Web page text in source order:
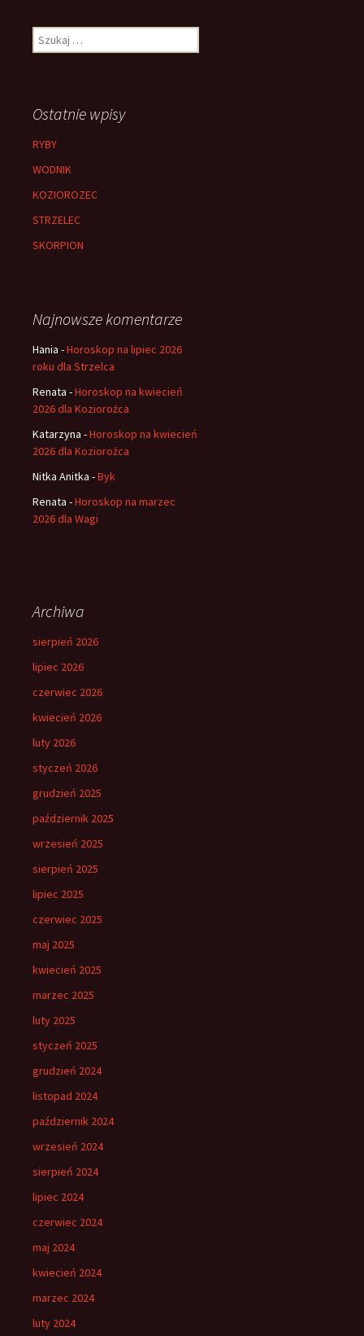
Szukaj:
Ostatnie wpisy
RYBY
WODNIK
KOZIOROZEC
STRZELEC
SKORPION
Najnowsze komentarze
Hania -Horoskop na lipiec 2026
roku dla Strzelca
Renata -Horoskop na kwiecień
2026 dla Koziorożca
Katarzyna -Horoskop na kwiecień
2026 dla Koziorożca
Nitka Anitka -Byk
Renata -Horoskop na marzec
2026 dla Wagi
Archiwa
sierpień 2026
lipiec 2026
czerwiec 2026
kwiecień 2026
luty 2026
styczeń 2026
grudzień 2025
październik 2025
wrzesień 2025
sierpień 2025
lipiec 2025
czerwiec 2025
maj 2025
kwiecień 2025
marzec 2025
luty 2025
styczeń 2025
grudzień 2024
listopad 2024
październik 2024
wrzesień 2024
sierpień 2024
lipiec 2024
czerwiec 2024
maj 2024
kwiecień 2024
marzec 2024
luty 2024